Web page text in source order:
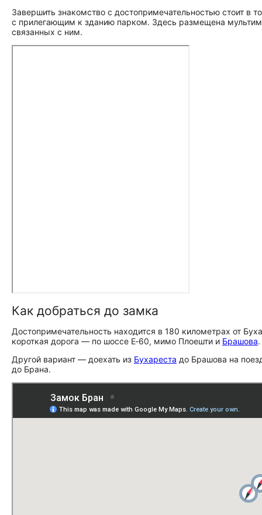
Завершить знакомство с до­сто­при­ме­ча­тель­но­стью стоит
с прилегающим к зданию парком. Здесь размещена
связанных с ним.
Как добраться до замка
До­сто­при­ме­ча­тель­но­сть находится в 180 километрах от
короткая дорога — по шоссе Е‑60, мимо Плоешти и Брашова
Другой вариант — доехать из Бухареста до Брашова на
до Брана.